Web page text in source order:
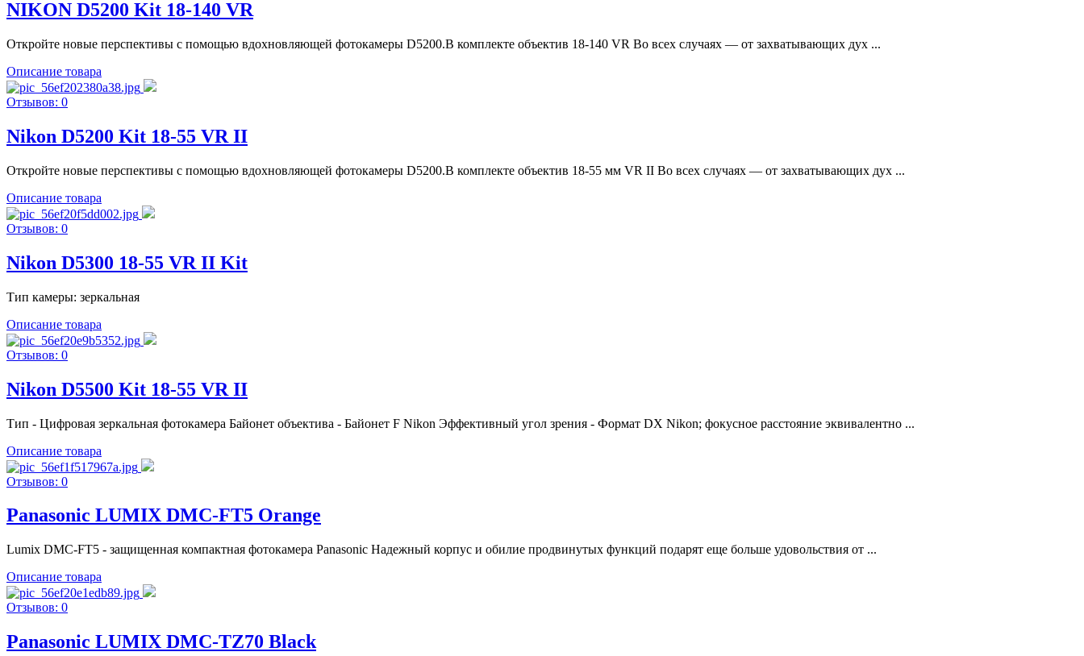
NIKON D5200 Kit 18-140 VR
Откройте новые перспективы с помощью вдохновляющей фотокамеры D5200.В комплекте объектив 18-140 VR Во всех случаях — от захватывающих дух ...
Описание товара
Отзывов: 0
Nikon D5200 Kit 18-55 VR II
Откройте новые перспективы с помощью вдохновляющей фотокамеры D5200.В комплекте объектив 18-55 мм VR II Во всех случаях — от захватывающих дух ...
Описание товара
Отзывов: 0
Nikon D5300 18-55 VR II Kit
Тип камеры: зеркальная
Описание товара
Отзывов: 0
Nikon D5500 Kit 18-55 VR II
Тип - Цифровая зеркальная фотокамера Байонет объектива - Байонет F Nikon Эффективный угол зрения - Формат DX Nikon; фокусное расстояние эквивалентно ...
Описание товара
Отзывов: 0
Panasonic LUMIX DMC-FT5 Orange
Lumix DMC-FT5 - защищенная компактная фотокамера Panasonic Надежный корпус и обилие продвинутых функций подарят еще больше удовольствия от ...
Описание товара
Отзывов: 0
Panasonic LUMIX DMC-TZ70 Black